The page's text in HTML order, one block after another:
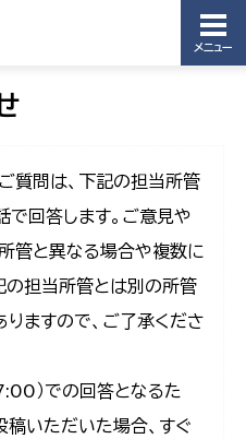
メニュー
質問は、下記の担当所管
で回答します。ご意見や
管と異なる場合や複数に
の担当所管とは別の所管
ますので、ご了承くださ
）での回答となるた
稿いただいた場合、すぐ